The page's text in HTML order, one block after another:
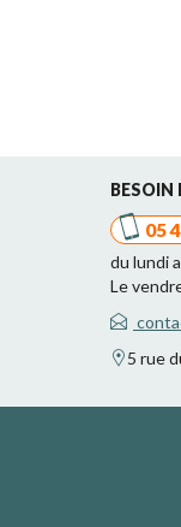
BESOIN
05
du lundi
Le
5 rue